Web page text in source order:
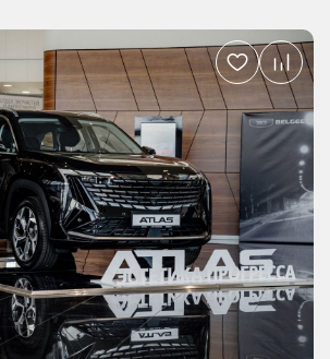
Добавить
в
избранное